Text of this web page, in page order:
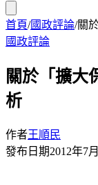
首頁/國政評論/關
國政評論
關於「擴大
析
作者王順民
發布日期2012年7